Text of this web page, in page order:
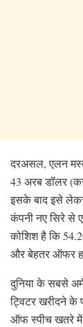
दरअसल, एलन
43 अरब डॉलर
इसके बाद इसे
कंपनी नए सिरे से
कोशिश है कि
और बेहतर ऑफर
दुनिया के सबसे
ट्विटर खरीदने के
ऑफ स्पीच खतरे में